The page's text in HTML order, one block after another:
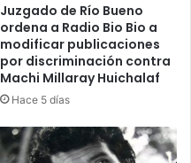
Juzgado de Río Bueno
ordena a Radio Bio Bio a
modificar publicaciones
por discriminación contra
Machi Millaray Huichalaf
Hace 5 días